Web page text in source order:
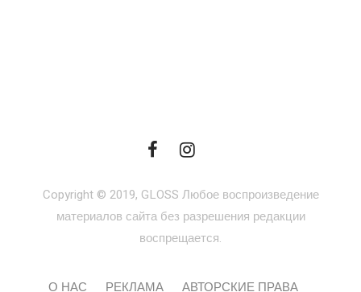
Copyright © 2019, GLOSS Любое воспроизведение
материалов сайта без разрешения редакции
воспрещается.
О НАС РЕКЛАМА АВТОРСКИЕ ПРАВА